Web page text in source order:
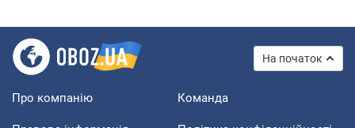
На початок
Про компанію Команда